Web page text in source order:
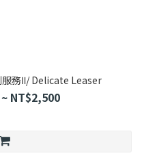
服務Ⅱ/ Delicate Leaser
NT$2,500